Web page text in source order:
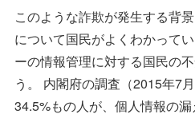
このような詐欺が発生する背
について国民がよくわかって
ーの情報管理に対する国民の
う。 内閣府の調査（2015年7
34.5%もの人が、個人情報の